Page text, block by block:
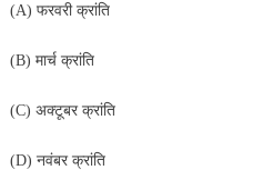
(A) फरवरी क्रांति
(B) मार्च क्रांति
(C) अक्टूबर क्रांति
(D) नवंबर क्रांति